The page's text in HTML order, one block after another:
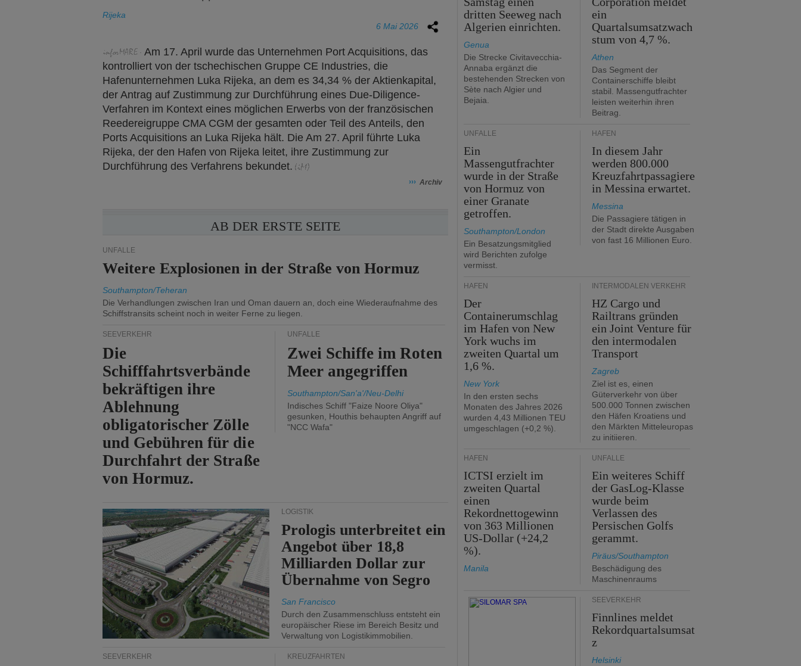
Rijeka
6 Mai 2026
Am 17. April wurde das Unternehmen Port Acquisitions, das
kontrolliert von der tschechischen Gruppe CE Industries, die
Hafenunternehmen Luka Rijeka, an dem es 34,34 % der Aktienkapital,
der Antrag auf Zustimmung zur Durchführung eines Due-Diligence-
Verfahren im Kontext eines möglichen Erwerbs von der französischen
Reedereigruppe CMA CGM der gesamten oder Teil des Anteils, den
Ports Acquisitions an Luka Rijeka hält. Die Am 27. April führte Luka
Rijeka, der den Hafen von Rijeka leitet, ihre Zustimmung zur
Durchführung des Verfahrens bekundet.
››› Archiv
AB DER ERSTE SEITE
UNFÄLLE
Weitere Explosionen in der Straße von Hormuz
Southampton/Teheran
Die Verhandlungen zwischen Iran und Oman dauern an, doch eine Wiederaufnahme des
Schiffstransits scheint noch in weiter Ferne zu liegen.
SEEVERKEHR
Die
Schifffahrtsverbände
bekräftigen ihre
Ablehnung
obligatorischer Zölle
und Gebühren für die
Durchfahrt der Straße
von Hormuz.
UNFÄLLE
Zwei Schiffe im Roten
Meer angegriffen
Southampton/San'a'/Neu-Delhi
Indisches Schiff "Faize Noore Oliya"
gesunken, Houthis behaupten Angriff auf
"NCC Wafa"
LOGISTIK
Prologis unterbreitet ein
Angebot über 18,8
Milliarden Dollar zur
Übernahme von Segro
San Francisco
Durch den Zusammenschluss entsteht ein
europäischer Riese im Bereich Besitz und
Verwaltung von Logistikimmobilien.
SEEVERKEHR KREUZFAHRTEN
dritten Seeweg nach
Algerien einrichten.
Genua
Die Strecke Civitavecchia-
Annaba ergänzt die
bestehenden Strecken von
Sète nach Algier und
Bejaia.
ein
Quartalsumsatzwach
stum von 4,7 %.
Athen
Das Segment der
Containerschiffe bleibt
stabil. Massengutfrachter
leisten weiterhin ihren
Beitrag.
UNFÄLLE
Ein
Massengutfrachter
wurde in der Straße
von Hormuz von
einer Granate
getroffen.
Southampton/London
Ein Besatzungsmitglied
wird Berichten zufolge
vermisst.
HÄFEN
In diesem Jahr
werden 800.000
Kreuzfahrtpassagiere
in Messina erwartet.
Messina
Die Passagiere tätigen in
der Stadt direkte Ausgaben
von fast 16 Millionen Euro.
HÄFEN
Der
Containerumschlag
im Hafen von New
York wuchs im
zweiten Quartal um
1,6 %.
New York
In den ersten sechs
Monaten des Jahres 2026
wurden 4,43 Millionen TEU
umgeschlagen (+0,2 %).
INTERMODALEN VERKEHR
HZ Cargo und
Railtrans gründen
ein Joint Venture für
den intermodalen
Transport
Zagreb
Ziel ist es, einen
Güterverkehr von über
500.000 Tonnen zwischen
den Häfen Kroatiens und
den Märkten Mitteleuropas
zu initiieren.
HÄFEN
ICTSI erzielt im
zweiten Quartal
einen
Rekordnettogewinn
von 363 Millionen
US-Dollar (+24,2
%).
Manila
UNFÄLLE
Ein weiteres Schiff
der GasLog-Klasse
wurde beim
Verlassen des
Persischen Golfs
gerammt.
Piräus/Southampton
Beschädigung des
Maschinenraums
SEEVERKEHR
Finnlines meldet
Rekordquartalsumsat
z
Helsinki